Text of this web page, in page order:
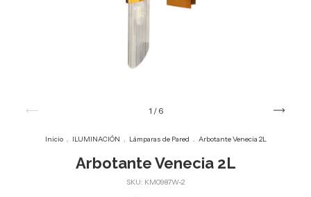
1 / 6
Inicio . ILUMINACIÓN . Lámparas de Pared . Arbotante Venecia 2L
Arbotante Venecia 2L
SKU: KM0987W-2